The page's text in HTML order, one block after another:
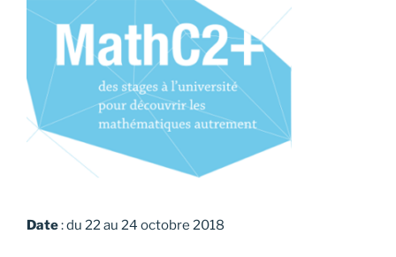
Date: du 22 au 24 octobre 2018